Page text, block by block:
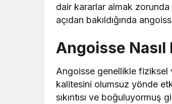
dair kararlar almak
açıdan bakıldığında
Angoisse
Angoisse genellikle
kalitesini olumsuz yönde
sıkıntısı ve